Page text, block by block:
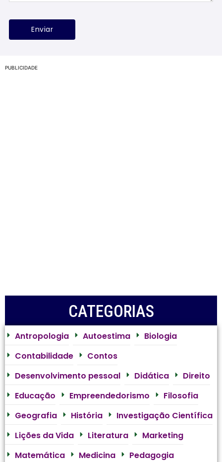
PUBLICIDADE
CATEGORIAS
Antropologia Autoestima
Biologia
Contabilidade
Contos
Desenvolvimento pessoal
Didática
Direito
Educação
Empreendedorismo
Filosofia
Geografia
História
Investigação Científica
Lições da Vida
Literatura
Marketing
Matemática
Medicina
Pedagogia